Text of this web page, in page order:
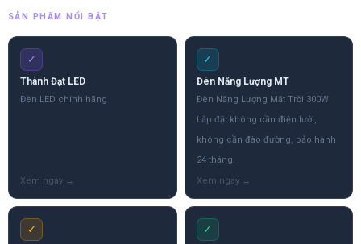
SẢN PHẨM NỔI BẬT
✓
Thành Đạt LED
Đèn LED chính hãng
✓
Đèn Năng Lượng MT
Đèn Năng Lượng Mặt Trời 300W
Lắp đặt không cần điện lưới,
không cần đào đường, bảo hành
24 tháng.
✓ ✓